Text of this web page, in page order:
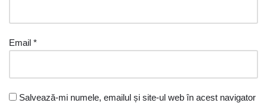
Email *
Salvează-mi numele, emailul și site-ul web în acest navigator